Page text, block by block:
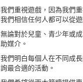
我們重視遊戲，因為我們
我們相信任何人都可以從
無論對於兒童、青少年或
助媒介。
我們明白每個人在不同成
詢最合適的活動。